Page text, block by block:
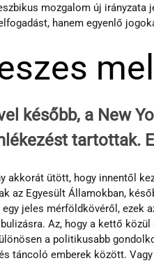
mozgalom új irányzata
hanem egyenlő
később, a New
tartottak.
akkorát ütött, hogy innentől
az Egyesült Államokban,
jeles mérföldkövéről, ezek
Az, hogy a kettő
a politikusabb
táncoló emberek között.